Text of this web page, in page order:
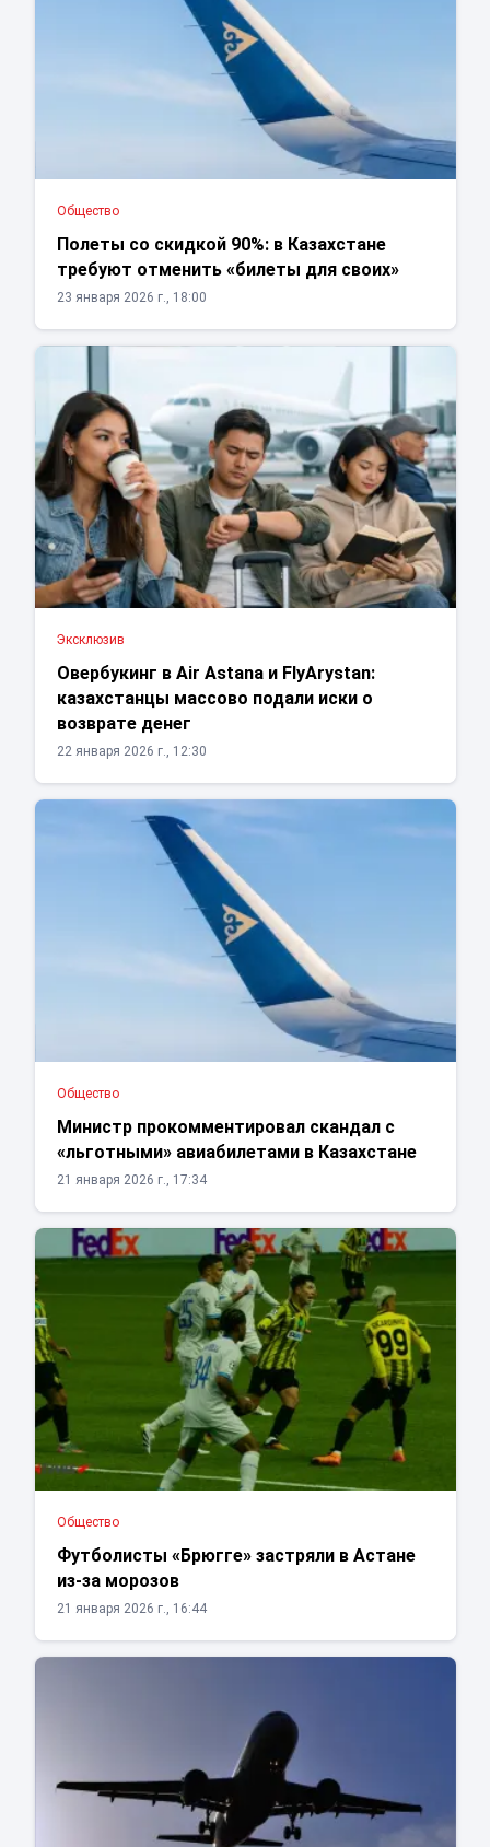
Общество
Полеты со скидкой 90%: в Казахстане
требуют отменить «билеты для своих»
23 января 2026 г., 18:00
Эксклюзив
Овербукинг в Air Astana и FlyArystan:
казахстанцы массово подали иски о
возврате денег
22 января 2026 г., 12:30
Общество
Министр прокомментировал скандал с
«льготными» авиабилетами в Казахстане
21 января 2026 г., 17:34
Общество
Футболисты «Брюгге» застряли в Астане
из-за морозов
21 января 2026 г., 16:44